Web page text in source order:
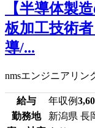
【半導体製
板加工技術
導/...
nmsエンジニアリン
給与 年収例
勤務地
新潟県 長